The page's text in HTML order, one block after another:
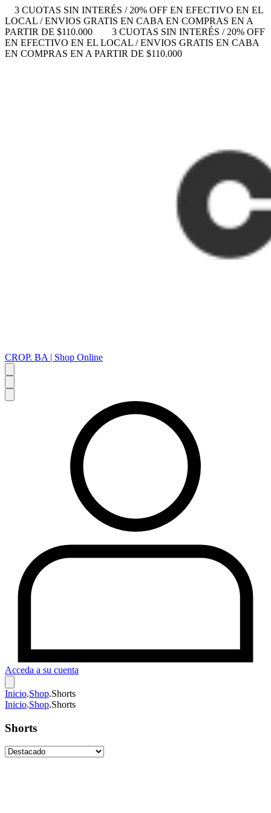
3 CUOTAS SIN INTERÉS / 20% OFF EN EFECTIVO EN EL
LOCAL / ENVIOS GRATIS EN CABA EN COMPRAS EN A
PARTIR DE $110.000
3 CUOTAS SIN INTERÉS / 20% OFF
EN EFECTIVO EN EL LOCAL / ENVIOS GRATIS EN CABA
EN COMPRAS EN A PARTIR DE $110.000
CROP. BA | Shop Online
Acceda a su cuenta
Inicio.Shop.Shorts
Inicio.Shop.Shorts
Shorts